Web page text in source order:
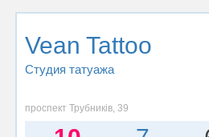
Vean Tattoo
Студия татуажа
проспект Трубників, 39